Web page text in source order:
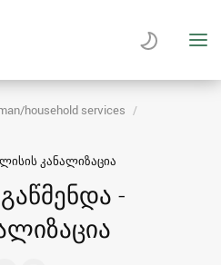
household services
კანალიზაცია
-